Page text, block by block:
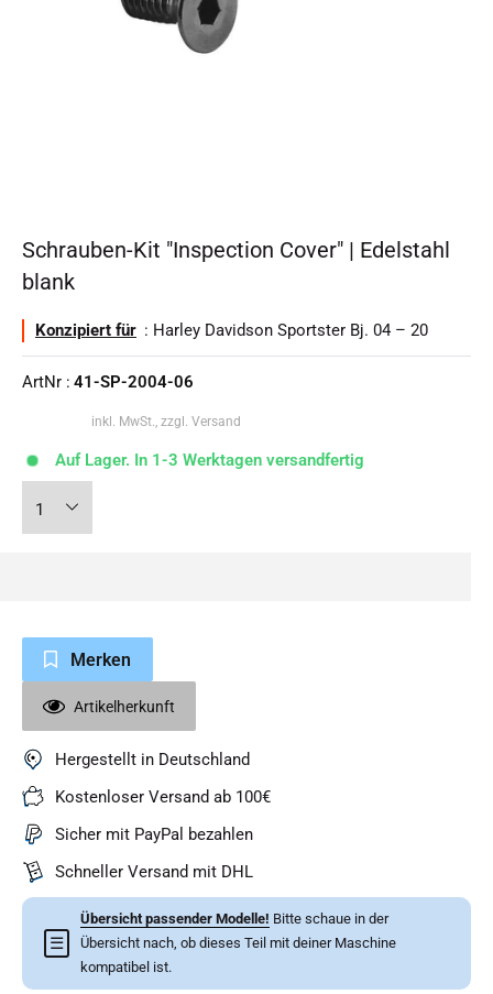
Schrauben-Kit "Inspection Cover" | Edelstahl
blank
Konzipiert für : Harley Davidson Sportster Bj. 04 – 20
ArtNr : 41-SP-2004-06
inkl. MwSt., zzgl. Versand
Auf Lager. In 1-3 Werktagen versandfertig
Merken
Artikelherkunft
Hergestellt in Deutschland
Kostenloser Versand ab 100€
Sicher mit PayPal bezahlen
Schneller Versand mit DHL
☰
Übersicht passender Modelle! Bitte schaue in der
Übersicht nach, ob dieses Teil mit deiner Maschine
kompatibel ist.